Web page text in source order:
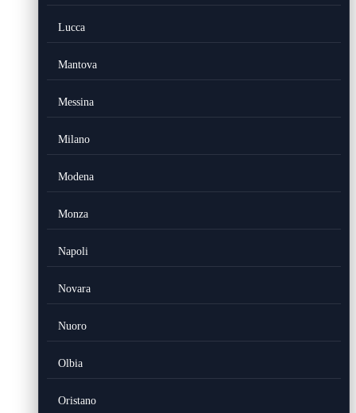
Lucca
Mantova
Messina
Milano
Modena
Monza
Napoli
Novara
Nuoro
Olbia
Oristano